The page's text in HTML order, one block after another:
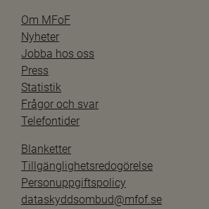
Om MFoF
Nyheter
Jobba hos oss
Press
Statistik
Frågor och svar
Telefontider
Blanketter
Tillgänglighetsredogörelse
Personuppgiftspolicy
dataskyddsombud@mfof.se